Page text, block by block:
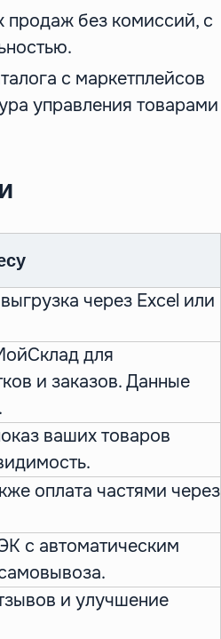
без комиссий, с
с маркетплейсов
управления товарами
через Excel или
для
и заказов. Данные
ваших товаров
оплата частями через
с автоматическим
и улучшение